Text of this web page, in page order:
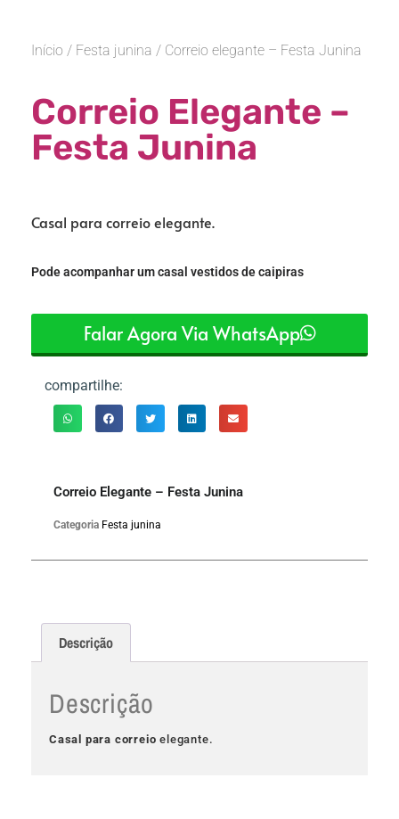
Início / Festa junina / Correio elegante – Festa Junina
Correio Elegante –
Festa Junina
Casal para correioelegante.
Pode acompanhar um casal vestidos de caipiras
Falar Agora Via WhatsApp
compartilhe:
Correio Elegante – Festa Junina
Categoria Festa junina
Descrição
Descrição
Casal para correio elegante.